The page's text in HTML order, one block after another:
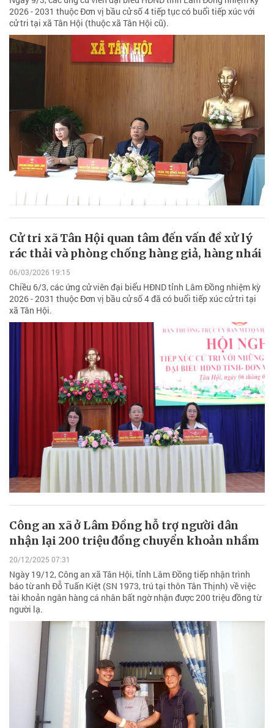
2026 - 2031 thuộc Đơn vị bầu cử số 4 tiếp tục có buổi tiếp xúc với
cử tri tại xã Tân Hội (thuộc xã Tân Hội cũ).
Cử tri xã Tân Hội quan tâm đến vấn đề xử lý
rác thải và phòng chống hàng giả, hàng nhái
06/03/2026 19:15
Chiều 6/3, các ứng cử viên đại biểu HĐND tỉnh Lâm Đồng nhiệm kỳ
2026 - 2031 thuộc Đơn vị bầu cử số 4 đã có buổi tiếp xúc cử tri tại
xã Tân Hội.
Công an xã ở Lâm Đồng hỗ trợ người dân
nhận lại 200 triệu đồng chuyển khoản nhầm
20/12/2025 07:31
Ngày 19/12, Công an xã Tân Hội, tỉnh Lâm Đồng tiếp nhận trình
báo từ anh Đỗ Tuấn Kiệt (SN 1973, trú tại thôn Tân Thịnh) về việc
tài khoản ngân hàng cá nhân bất ngờ nhận được 200 triệu đồng từ
người lạ.